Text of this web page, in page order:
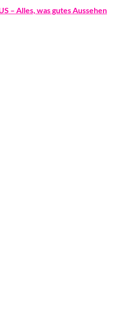
– Alles, was gutes Aussehen